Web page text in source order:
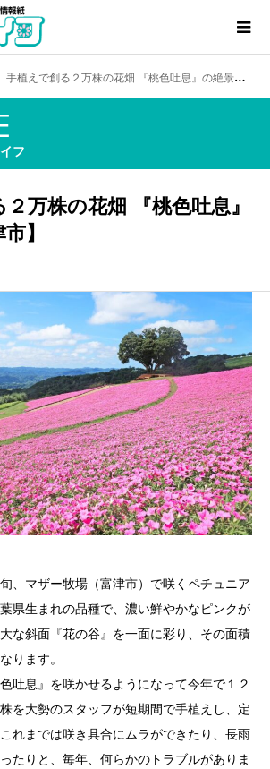
手植えで創る２万株の花畑 『桃色吐息』の絶景【富津市】
フ
万株の花畑 『桃色吐息』
】
、マザー牧場（富津市）で咲くペチュニア
県生まれの品種で、濃い鮮やかなピンクが
な斜面『花の谷』を一面に彩り、その面積
ります。
吐息』を咲かせるようになって今年で１２
を大勢のスタッフが短期間で手植えし、定
れまでは咲き具合にムラができたり、長雨
たりと、毎年、何らかのトラブルがありま